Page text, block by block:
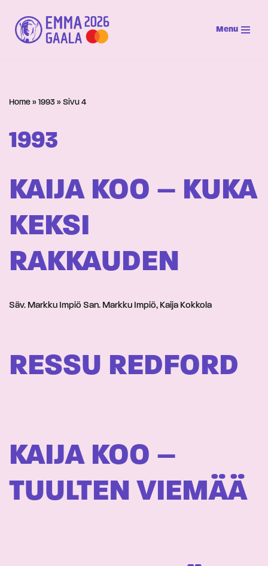
Siirry
suoraan
Menu
Home » 1993 » Sivu 4
1993
KAIJA KOO – KUKA
KEKSI
RAKKAUDEN
Säv. Markku Impiö San. Markku Impiö, Kaija Kokkola
RESSU REDFORD
KAIJA KOO –
TUULTEN VIEMÄÄ